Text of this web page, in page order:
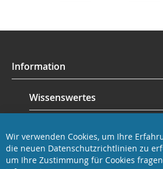
Information
Wissenswertes
Revisage GmbH
Wir verwenden Cookies, um Ihre
die neuen Datenschutzrichtlinien zu
um Ihre Zustimmung für Cookies